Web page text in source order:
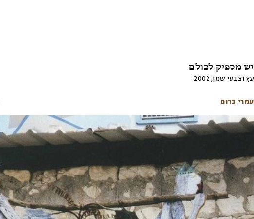
יש מספיק לכולם
עץ וצבעי שמן,
2002
עמרי ברום